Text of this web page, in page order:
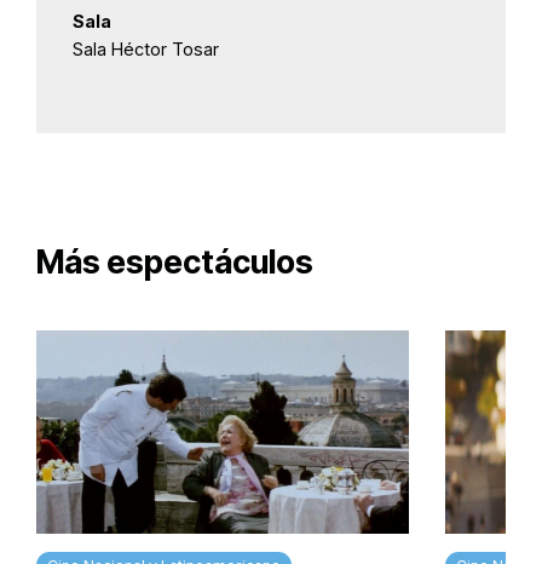
Sala
Sala Héctor Tosar
Más espectáculos